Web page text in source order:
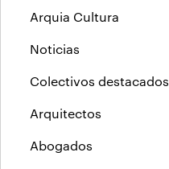
Arquia Cultura
Noticias
Colectivos destacados
Arquitectos
Abogados